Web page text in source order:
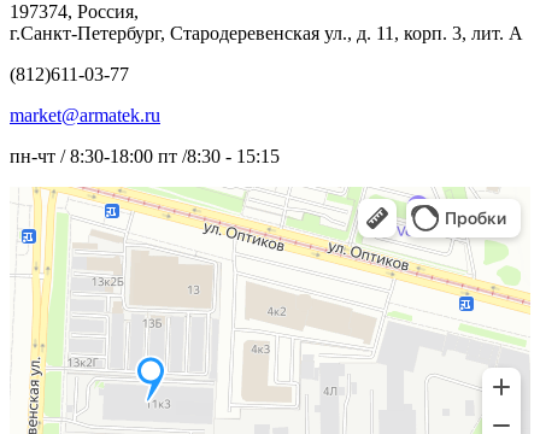
197374, Россия,
г.Санкт-Петербург, Стародеревенская ул., д. 11, корп. 3, лит. А
(812)611-03-77
market@armatek.ru
пн-чт / 8:30-18:00 пт /8:30 - 15:15